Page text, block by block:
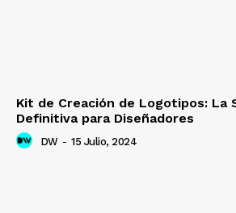
Kit de Creación de Logotipos: La
Definitiva para Diseñadores
DW - 15 Julio, 2024